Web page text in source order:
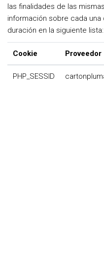
las finalidades de las
información sobre cada
duración en la siguiente lista:
Cookie Proveedor
PHP_SESSID